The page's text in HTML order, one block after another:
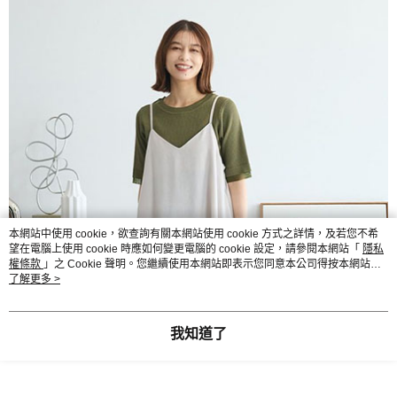
本網站中使用 cookie，欲查詢有關本網站使用 cookie 方式之詳情，及若您不希
望在電腦上使用 cookie 時應如何變更電腦的 cookie 設定，請參閱本網站「 隱私
權條款 」之 Cookie 聲明。您繼續使用本網站即表示您同意本公司得按本網站使
用條款之 Cookie 聲明使用 cookie。
了解更多 >
我知道了